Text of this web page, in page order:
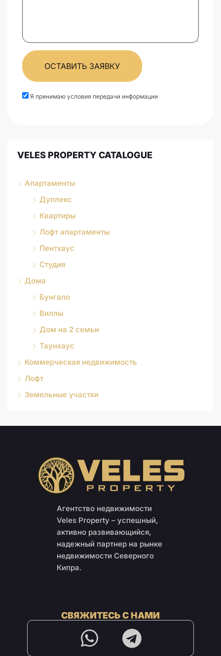
ОСТАВИТЬ ЗАЯВКУ
Я принимаю условия передачи информации
VELES PROPERTY CATALOGUE
Апартаменты
Дуплекс
Квартиры
Лофт апартаменты
Пентхаус
Студия
Дома
Бунгало
Виллы
Дом на 2 семьи
Таунхаус
Коммерческая недвижимость
Лофт
Земельные участки
Агентство недвижимости
Veles Property – успешный,
активно развивающийся,
надежный партнер на рынке
недвижимости Северного
Кипра.
СВЯЖИТЕСЬ С НАМИ